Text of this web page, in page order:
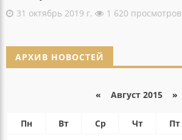
31 октябрь 2019 г.
1 620 просмотров
АРХИВ НОВОСТЕЙ
« Август 2015 »
Пн Вт Ср Чт Пт